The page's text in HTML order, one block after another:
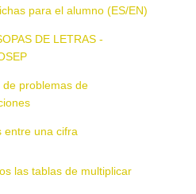
para el alumno (ES/EN)
DE LETRAS -
de problemas de
entre una cifra
las tablas de multiplicar